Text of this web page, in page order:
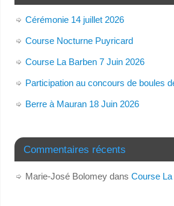
Cérémonie 14 juillet 2026
Course Nocturne Puyricard
Course La Barben 7 Juin 2026
Participation au concours de boules
Berre à Mauran 18 Juin 2026
Commentaires récents
Marie-José Bolomeydans Course